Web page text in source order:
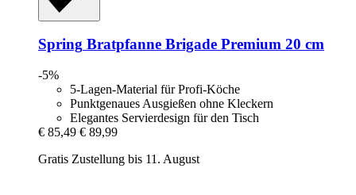
Spring Bratpfanne Brigade Premium 20 cm
-5%
5-Lagen-Material für Profi-Köche
Punktgenaues Ausgießen ohne Kleckern
Elegantes Servierdesign für den Tisch
€ 85,49 € 89,99
Gratis Zustellung bis 11. August